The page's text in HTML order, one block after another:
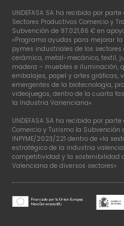
UNDEFASA SA ha recibido por
Sectores Productivos Comercio y
Subvención de 97.021,86 € en
«Programa ayudas para mejorar
pymes industriales de los
cerámica, metal-mecánico, textil,
madera – muebles e iluminación,
embalajes, papel y artes gráficas,
emergentes de la biotecnología,
videojuegos, dentro de la cuarta
la Industria Vanenciana».
UNDEFASA SA ha recibido por
Comercio y Turismo la Subvención
INPYME/2023/221 dentro de «la
estratégico de la industria
competitividad y la sostenibilidad
Valenciana de diversos sectores»